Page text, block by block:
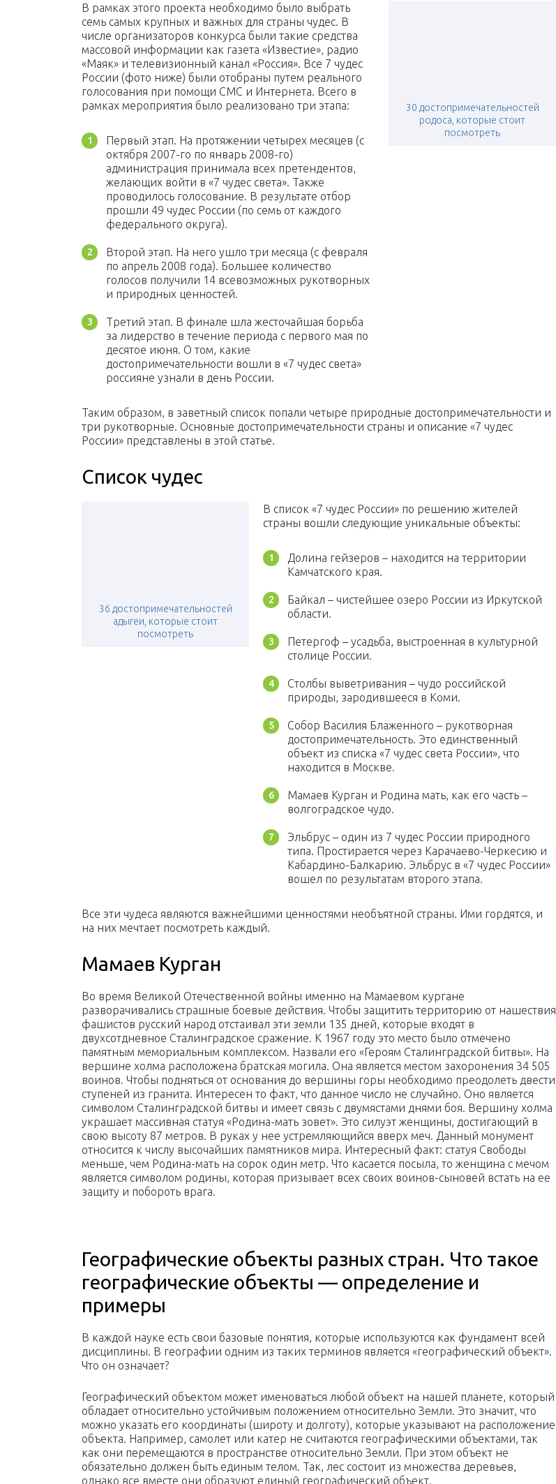
30 достопримечательностей
родоса, которые стоит
посмотреть
В рамках этого проекта необходимо было выбрать
семь самых крупных и важных для страны чудес. В
числе организаторов конкурса были такие средства
массовой информации как газета «Известие», радио
«Маяк» и телевизионный канал «Россия». Все 7 чудес
России (фото ниже) были отобраны путем реального
голосования при помощи СМС и Интернета. Всего в
рамках мероприятия было реализовано три этапа:
Первый этап. На протяжении четырех месяцев (с
октября 2007-го по январь 2008-го)
администрация принимала всех претендентов,
желающих войти в «7 чудес света». Также
проводилось голосование. В результате отбор
прошли 49 чудес России (по семь от каждого
федерального округа).
Второй этап. На него ушло три месяца (с февраля
по апрель 2008 года). Большее количество
голосов получили 14 всевозможных рукотворных
и природных ценностей.
Третий этап. В финале шла жесточайшая борьба
за лидерство в течение периода с первого мая по
десятое июня. О том, какие
достопримечательности вошли в «7 чудес света»
россияне узнали в день России.
Таким образом, в заветный список попали четыре природные достопримечательности и
три рукотворные. Основные достопримечательности страны и описание «7 чудес
России» представлены в этой статье.
Список чудес
36 достопримечательностей
адыгеи, которые стоит
посмотреть
В список «7 чудес России» по решению жителей
страны вошли следующие уникальные объекты:
Долина гейзеров – находится на территории
Камчатского края.
Байкал – чистейшее озеро России из Иркутской
области.
Петергоф – усадьба, выстроенная в культурной
столице России.
Столбы выветривания – чудо российской
природы, зародившееся в Коми.
Собор Василия Блаженного – рукотворная
достопримечательность. Это единственный
объект из списка «7 чудес света России», что
находится в Москве.
Мамаев Курган и Родина мать, как его часть –
волгоградское чудо.
Эльбрус – один из 7 чудес России природного
типа. Простирается через Карачаево-Черкесию и
Кабардино-Балкарию. Эльбрус в «7 чудес России»
вошел по результатам второго этапа.
Все эти чудеса являются важнейшими ценностями необъятной страны. Ими гордятся, и
на них мечтает посмотреть каждый.
Мамаев Курган
Во время Великой Отечественной войны именно на Мамаевом кургане
разворачивались страшные боевые действия. Чтобы защитить территорию от нашествия
фашистов русский народ отстаивал эти земли 135 дней, которые входят в
двухсотдневное Сталинградское сражение. К 1967 году это место было отмечено
памятным мемориальным комплексом. Назвали его «Героям Сталинградской битвы». На
вершине холма расположена братская могила. Она является местом захоронения 34 505
воинов. Чтобы подняться от основания до вершины горы необходимо преодолеть двести
ступеней из гранита. Интересен то факт, что данное число не случайно. Оно является
символом Сталинградской битвы и имеет связь с двумястами днями боя. Вершину холма
украшает массивная статуя «Родина-мать зовет». Это силуэт женщины, достигающий в
свою высоту 87 метров. В руках у нее устремляющийся вверх меч. Данный монумент
относится к числу высочайших памятников мира. Интересный факт: статуя Свободы
меньше, чем Родина-мать на сорок один метр. Что касается посыла, то женщина с мечом
является символом родины, которая призывает всех своих воинов-сыновей встать на ее
защиту и побороть врага.
Географические объекты разных стран. Что такое
географические объекты — определение и
примеры
В каждой науке есть свои базовые понятия, которые используются как фундамент всей
дисциплины. В географии одним из таких терминов является «географический объект».
Что он означает?
Географический объектом может именоваться любой объект на нашей планете, который
обладает относительно устойчивым положением относительно Земли. Это значит, что
можно указать его координаты (широту и долготу), которые указывают на расположение
объекта. Например, самолет или катер не считаются географическими объектами, так
как они перемещаются в пространстве относительно Земли. При этом объект не
обязательно должен быть единым телом. Так, лес состоит из множества деревьев,
однако все вместе они образуют единый географический объект.